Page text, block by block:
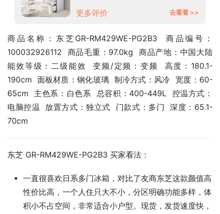
更多评价
去看看 >>
商品名称：东芝GR-RM429WE-PG2B3  商品编号：
100032926112  商品毛重：97.0kg  商品产地：中国大陆
能效等级：二级能效  变频/定频：变频  高度：180.1-
190cm  面板材质：钢化玻璃  制冷方式：风冷  宽度：60-
65cm  主色系：白色系  总容积：400-449L  控温方式：
电脑控温  放置方式：独立式  门款式：多门  深度：65.1-
70cm
东芝 GR-RM429WE-PG2B3 买家看法：
一直很喜欢日系多门冰箱，对比了友商东芝这款颜值高
性价比高，一个人住只大不小，分区明确功能多样，体
积小不占空间，非常适合小户型。现货，发货速度快，